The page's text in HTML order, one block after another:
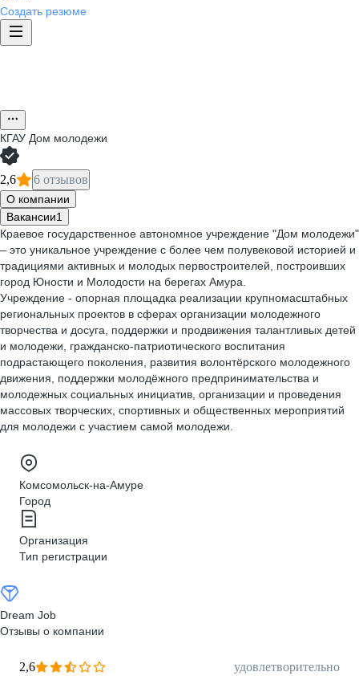
Создать резюме
КГАУ Дом молодежи
2,6 6 отзывов
О компании
Вакансии1
Краевое государственное автономное учреждение "Дом молодежи"
– это уникальное учреждение с более чем полувековой историей и
традициями активных и молодых первостроителей, построивших
город Юности и Молодости на берегах Амура.
Учреждение - опорная площадка реализации крупномасштабных
региональных проектов в сферах организации молодежного
творчества и досуга, поддержки и продвижения талантливых детей
и молодежи, гражданско-патриотического воспитания
подрастающего поколения, развития волонтёрского молодежного
движения, поддержки молодёжного предпринимательства и
молодежных социальных инициатив, организации и проведения
массовых творческих, спортивных и общественных мероприятий
для молодежи с участием самой молодежи.
Комсомольск-на-Амуре
Город
Организация
Тип регистрации
Dream Job
Отзывы о компании
2,6
удовлетворительно